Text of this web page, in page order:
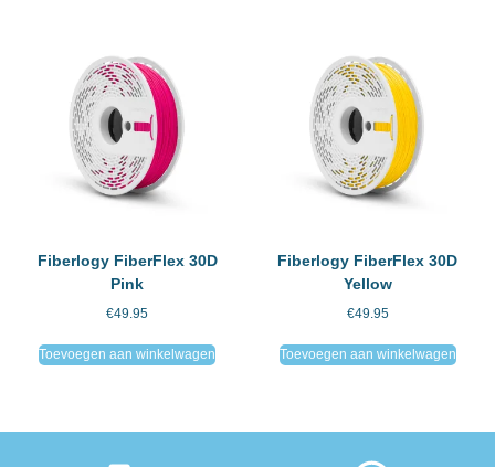
Fiberlogy FiberFlex 30D
Pink
€49.95
Toevoegen aan winkelwagen
Fiberlogy FiberFlex 30D
Yellow
€49.95
Toevoegen aan winkelwagen